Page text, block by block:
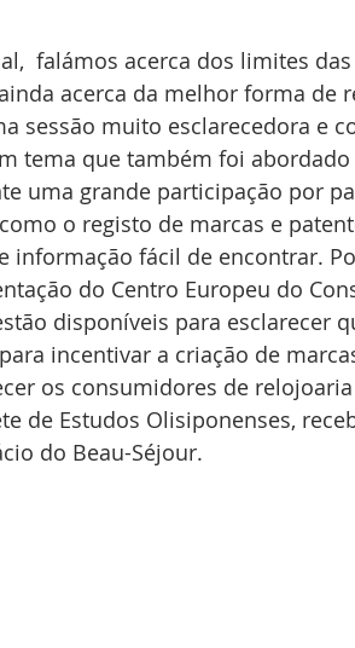
falámos acerca dos limites
acerca da melhor forma de
sessão muito esclarecedora e
tema que também foi abordado
uma grande participação por
o registo de marcas e
informação fácil de encontrar.
do Centro Europeu do
disponíveis para esclarecer
incentivar a criação de
os consumidores de
de Estudos Olisiponenses,
do Beau-Séjour.